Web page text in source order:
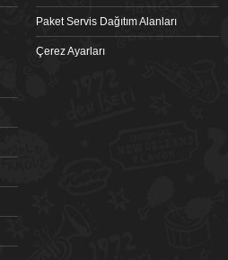
Paket Servis Dağıtım Alanları
Çerez Ayarları